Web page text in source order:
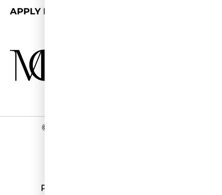
APPLY FOR 2026/27
©
Programmierung: